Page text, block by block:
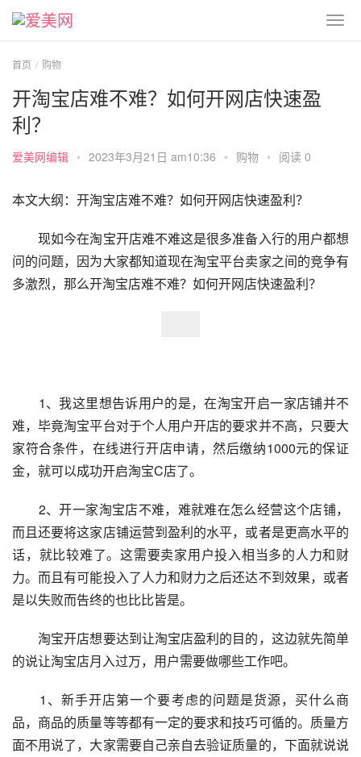
首页 购物
开淘宝店难不难？如何开网店快速盈
利？
爱美网编辑 • 2023年3月21日 am10:36 • 购物 • 阅读 0
本文大纲：开淘宝店难不难？如何开网店快速盈利？
现如今在淘宝开店难不难这是很多准备入行的用户都想
问的问题，因为大家都知道现在淘宝平台卖家之间的竞争有
多激烈，那么开淘宝店难不难？如何开网店快速盈利？
1、我这里想告诉用户的是，在淘宝开启一家店铺并不
难，毕竟淘宝平台对于个人用户开店的要求并不高，只要大
家符合条件，在线进行开店申请，然后缴纳1000元的保证
金，就可以成功开启淘宝C店了。
2、开一家淘宝店不难，难就难在怎么经营这个店铺，
而且还要将这家店铺运营到盈利的水平，或者是更高水平的
话，就比较难了。这需要卖家用户投入相当多的人力和财
力。而且有可能投入了人力和财力之后还达不到效果，或者
是以失败而告终的也比比皆是。
淘宝开店想要达到让淘宝店盈利的目的，这边就先简单
的说让淘宝店月入过万，用户需要做哪些工作吧。
1、新手开店第一个要考虑的问题是货源，买什么商
品，商品的质量等等都有一定的要求和技巧可循的。质量方
面不用说了，大家需要自己亲自去验证质量的，下面就说说